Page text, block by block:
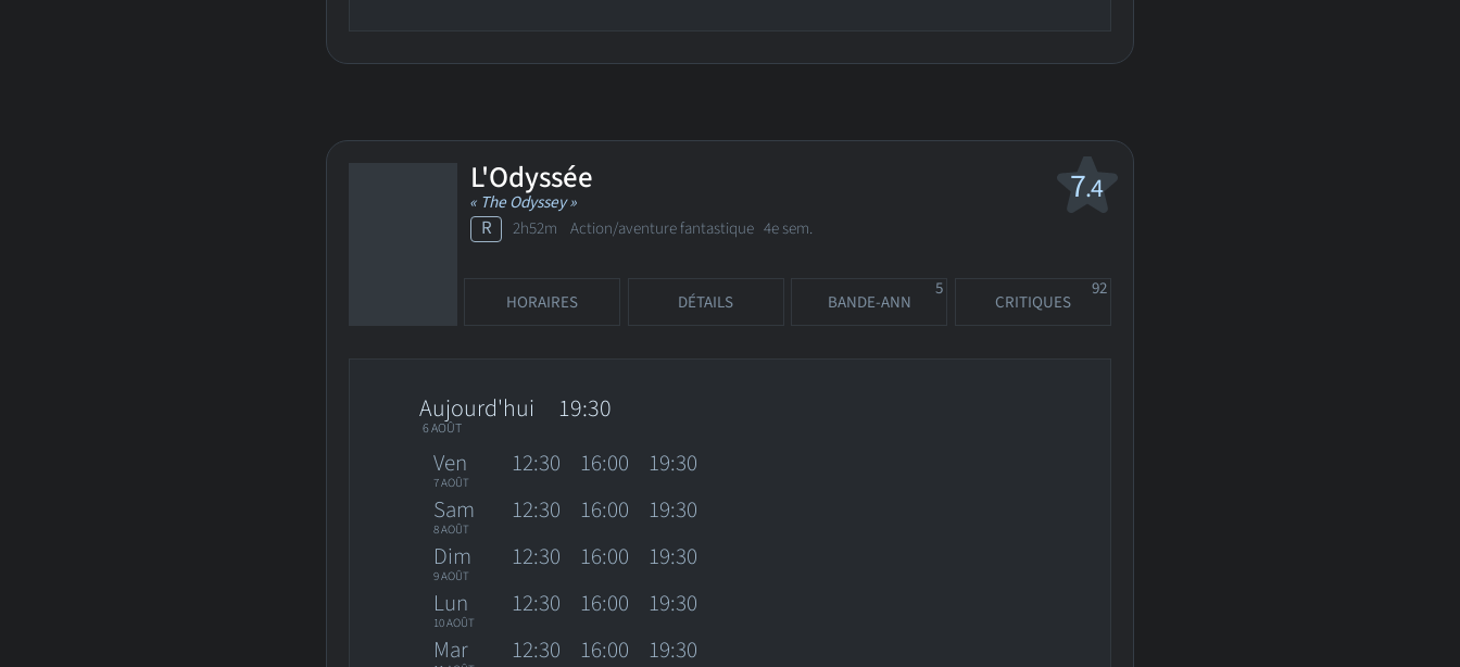
7.4
L'Odyssée
« The Odyssey »
R 2h52m Action/aventure fantastique 4e sem.
HORAIRES DÉTAILS BANDE-ANN
5
CRITIQUES
92
Aujourd'hui
6 AOÛT
19:30
Ven
7 AOÛT
12:30 16:00
19:30
Sam
8 AOÛT
12:30 16:00
19:30
Dim
9 AOÛT
12:30 16:00
19:30
Lun
10 AOÛT
12:30 16:00
19:30
Mar
12:30 16:00
19:30